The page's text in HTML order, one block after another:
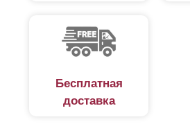
Бесплатная
доставка